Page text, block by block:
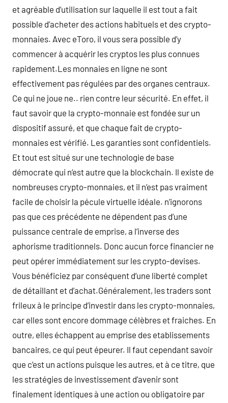
et agréable d’utilisation sur laquelle il est tout a fait
possible d’acheter des actions habituels et des crypto-
monnaies. Avec eToro, il vous sera possible d’y
commencer à acquérir les cryptos les plus connues
rapidement.Les monnaies en ligne ne sont
effectivement pas régulées par des organes centraux.
Ce qui ne joue ne.. rien contre leur sécurité. En effet, il
faut savoir que la crypto-monnaie est fondée sur un
dispositif assuré, et que chaque fait de crypto-
monnaies est vérifié. Les garanties sont confidentiels.
Et tout est situé sur une technologie de base
démocrate qui n’est autre que la blockchain. Il existe de
nombreuses crypto-monnaies, et il n’est pas vraiment
facile de choisir la pécule virtuelle idéale. n’ignorons
pas que ces précédente ne dépendent pas d’une
puissance centrale de emprise, a l’inverse des
aphorisme traditionnels. Donc aucun force financier ne
peut opérer immédiatement sur les crypto-devises.
Vous bénéficiez par conséquent d’une liberté complet
de détaillant et d’achat.Généralement, les traders sont
frileux à le principe d’investir dans les crypto-monnaies,
car elles sont encore dommage célèbres et fraiches. En
outre, elles échappent au emprise des etablissements
bancaires, ce qui peut épeurer. Il faut cependant savoir
que c’est un actions puisque les autres, et à ce titre, que
les stratégies de investissement d’avenir sont
finalement identiques à une action ou obligatoire par